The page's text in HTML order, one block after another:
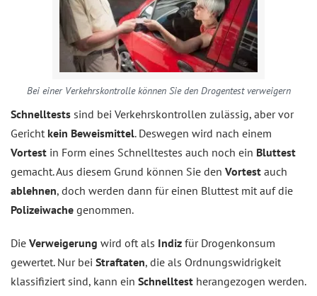
Bei einer Verkehrskontrolle können Sie den Drogentest verweigern
Schnelltests sind bei Verkehrskontrollen zulässig, aber vor
Gericht kein Beweismittel. Deswegen wird nach einem
Vortest in Form eines Schnelltestes auch noch ein Bluttest
gemacht. Aus diesem Grund können Sie den Vortest auch
ablehnen, doch werden dann für einen Bluttest mit auf die
Polizeiwache genommen.
Die Verweigerung wird oft als Indiz für Drogenkonsum
gewertet. Nur bei Straftaten, die als Ordnungswidrigkeit
klassifiziert sind, kann ein Schnelltest herangezogen werden.